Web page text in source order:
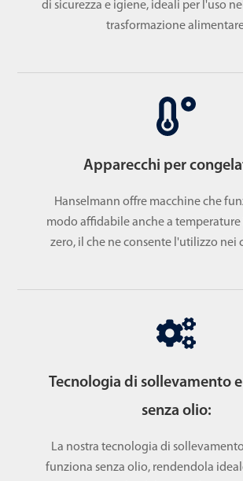
di sicurezza e igiene, ideali per l'uso
trasformazione
Apparecchi per
Hanselmann offre macchine che
modo affidabile anche a
zero, il che ne consente l'utilizzo nei
Tecnologia di sollevamento
senza olio:
La nostra tecnologia di
funziona senza olio, rendendola